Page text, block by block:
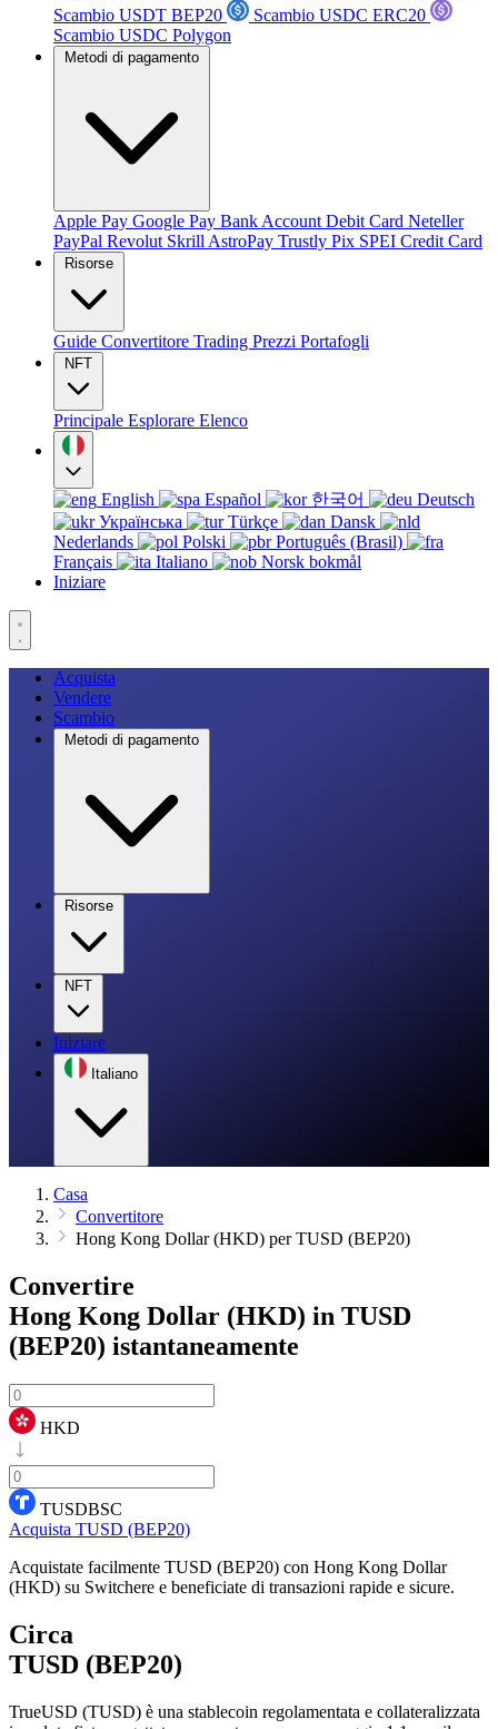
Scambio USDT BEP20
Scambio USDC ERC20
Scambio USDC Polygon
Metodi di pagamento
Apple Pay Google Pay Bank Account Debit Card Neteller
PayPal Revolut Skrill AstroPay Trustly Pix SPEI Credit Card
Risorse
Guide Convertitore Trading Prezzi Portafogli
NFT
Principale Esplorare Elenco
English Español 한국어
Deutsch
Українська
Türkçe
Dansk
Nederlands
Polski
Português (Brasil)
Français
Italiano
Norsk bokmål
Iniziare
Acquista
Vendere
Scambio
Metodi di pagamento
Risorse
NFT
Iniziare
Italiano
Casa
Convertitore
Hong Kong Dollar (HKD) per TUSD (BEP20)
Convertire
Hong Kong Dollar (HKD) in TUSD
(BEP20) istantaneamente
HKD
TUSDBSC
Acquista TUSD (BEP20)
Acquistate facilmente TUSD (BEP20) con Hong Kong Dollar
(HKD) su Switchere e beneficiate di transazioni rapide e sicure.
Circa
TUSD (BEP20)
TrueUSD (TUSD) è una stablecoin regolamentata e collateralizzata